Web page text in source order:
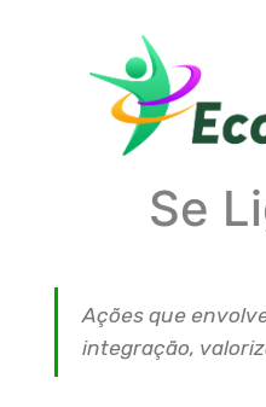
Se
Ações que
integração,